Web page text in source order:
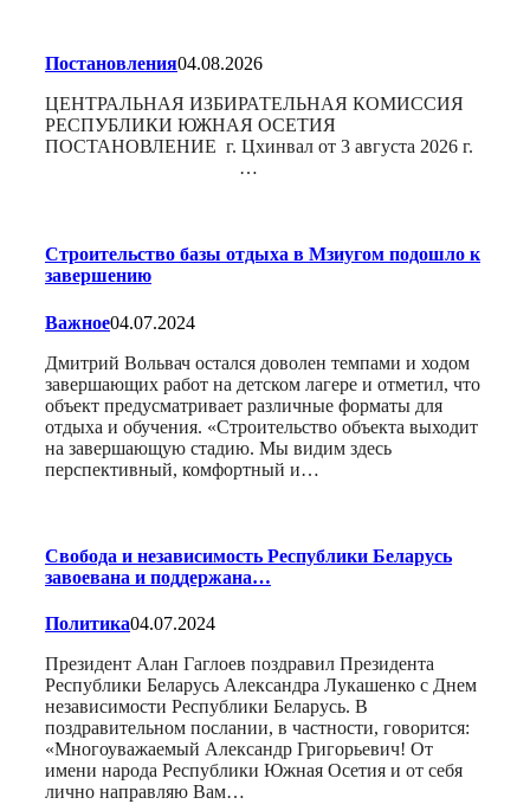
Постановления04.08.2026
ЦЕНТРАЛЬНАЯ ИЗБИРАТЕЛЬНАЯ КОМИССИЯ
РЕСПУБЛИКИ ЮЖНАЯ ОСЕТИЯ
ПОСТАНОВЛЕНИЕ г. Цхинвал от 3 августа 2026 г.
…
Строительство базы отдыха в Мзиугом подошло к
завершению
Важное04.07.2024
Дмитрий Вольвач остался доволен темпами и ходом
завершающих работ на детском лагере и отметил, что
объект предусматривает различные форматы для
отдыха и обучения. «Строительство объекта выходит
на завершающую стадию. Мы видим здесь
перспективный, комфортный и…
Свобода и независимость Республики Беларусь
завоевана и поддержана…
Политика04.07.2024
Президент Алан Гаглоев поздравил Президента
Республики Беларусь Александра Лукашенко с Днем
независимости Республики Беларусь. В
поздравительном послании, в частности, говорится:
«Многоуважаемый Александр Григорьевич! От
имени народа Республики Южная Осетия и от себя
лично направляю Вам…